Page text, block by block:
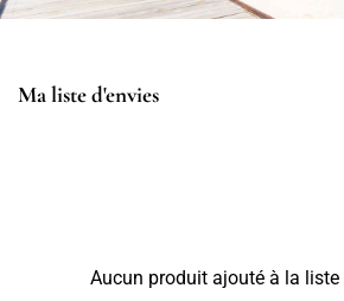
Ma liste d'envies
Aucun produit ajouté à la